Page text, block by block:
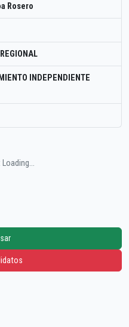
Rosero
INDEPENDIENTE
Loading...